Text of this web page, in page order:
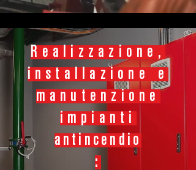
Realizzazione,
installazione e
manutenzione
impianti
antincendio
: